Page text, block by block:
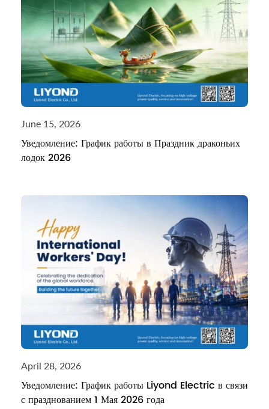
June 15, 2026
Уведомление: График работы в Праздник драконьих
лодок 2026
April 28, 2026
Уведомление: График работы Liyond Electric в связи
с празднованием 1 Мая 2026 года